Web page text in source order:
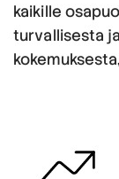
kaikille
turvallisesta